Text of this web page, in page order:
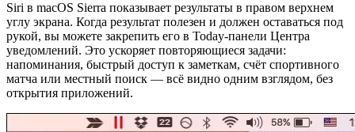
Siri в macOS Sierra показывает результаты в правом верхнем
углу экрана. Когда результат полезен и должен оставаться под
рукой, вы можете закрепить его в Today-панели Центра
уведомлений. Это ускоряет повторяющиеся задачи:
напоминания, быстрый доступ к заметкам, счёт спортивного
матча или местный поиск — всё видно одним взглядом, без
открытия приложений.